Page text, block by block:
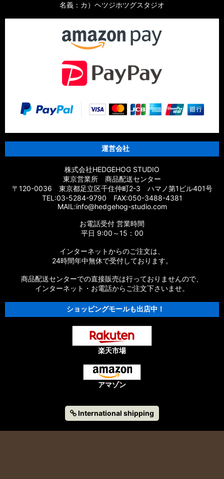
名義：カ）ヘツジホツグスタジオ
運営会社
株式会社HEDGEHOG STUDIO
東京営業所 商品配送センター
〒120-0036 東京都足立区千住仲町2-3 ハマノ第1ビル401号
TEL:03-5284-9790 FAX:050-3488-4381
MAIL:info@hedgehog-studio.com
お電話受付 営業時間
平日 9:00～15：00
インターネットからのご注文は、
24時間年中無休で受付しております。
商品配送センターでの直接販売は行っておりませんので、
インターネット・お電話からご注文下さいませ。
ショッピングモールも出店中！
楽天市場
アマゾン
International shipping